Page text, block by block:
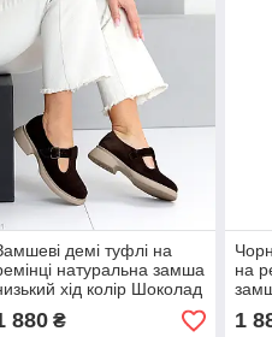
демі туфлі на
натуральна замша
хід колір Шоколад
880₴
на
1